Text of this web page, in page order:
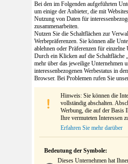
Bei den im Folgenden aufgeführten
um einige der Anbieter, die mit
Nutzung von Daten für
zusammenarbeiten.
Nutzen Sie die Schaltflächen zur
Werbepräferenzen. Sie können alle
ablehnen oder Präferenzen für einzelne
Durch ein Klicken auf die Schaltfläche
mehr über das jeweilige Unternehmen
interessenbezogenen Werbestatus in
Browser. Bei Problemen rufen Sie
Hinweis: Sie können die
vollständig abschalten.
Werbung, die auf der Basis
Ihre vermuteten Interessen
Erfahren Sie mehr darüber
Bedeutung der Symbole:
Dieses Unternehmen hat